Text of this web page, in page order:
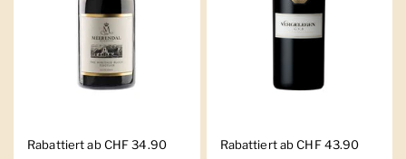
Regulärer Preis
Rabattiert ab CHF 34.90 Regulärer Preis
Rabattiert ab CHF 43.90